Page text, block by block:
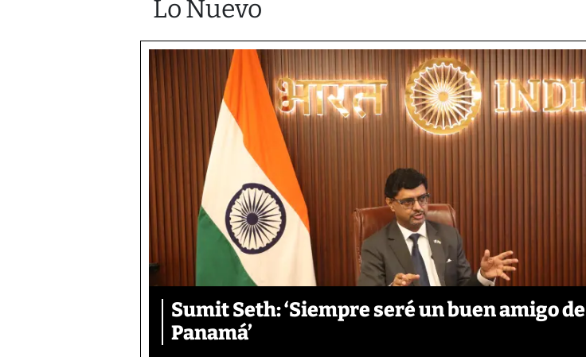
Lo Nuevo
Sumit Seth: ‘Siempre seré un buen amigo de
Panamá’